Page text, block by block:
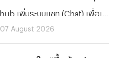
07 August 2026